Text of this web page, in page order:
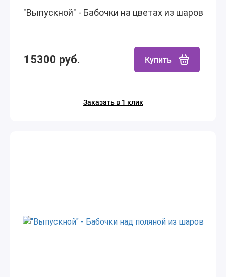
"Выпускной" - Бабочки на цветах из шаров
15300 руб. Купить
Заказать в 1 клик